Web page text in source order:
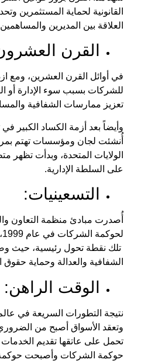
القانونية لحماية المستثمرين
العلاقة بين المديرين
القرن
في أوائل القرن العشرين، ومع
للشركات بسبب سوء الإدارة أو
تعزيز ممارسات الشفافية
وأيضاً بعد أزمة الكساد الكبير في
أُنشئت لجان ومؤسسات تهتم
الولايات المتحدة، وبدأت تظهر
على السلطة الإدارية.
التسعينيات:
لحوكمة الشركات في عام 1999، واعتبرت
تلك نقطة تحول رئيسية، حيث
الشفافية والعدالة وحماية
الوقت الراهن:
نتيجة التطورات السريعة في عالم
وتعقد الأسواق أصبح من
تحمل على عاتقها تقديم
حوكمة الشركات وأصبحت